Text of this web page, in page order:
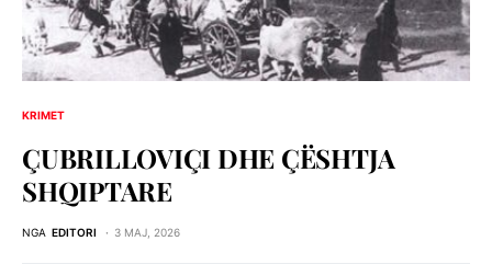
KRIMET
ÇUBRILLOVIÇI DHE ÇЁSHTJA
SHQIPTARE
NGA EDITORI 3 MAJ, 2026